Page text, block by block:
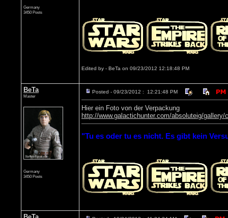
Germany
3450 Posts
Edited by - BeTa on 09/23/2012 12:18:48 PM
BeTa
Master
Germany
3450 Posts
Posted - 09/23/2012 : 12:21:48 PM
Hier ein Foto von der Verpackung
http://www.galactichunter.com/absoluteig/
"Tu es oder tu es nicht. Es gibt kein